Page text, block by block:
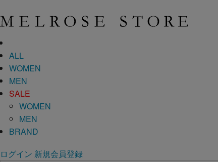
ALL
WOMEN
MEN
SALE
WOMEN
MEN
BRAND
ログイン 新規会員登録